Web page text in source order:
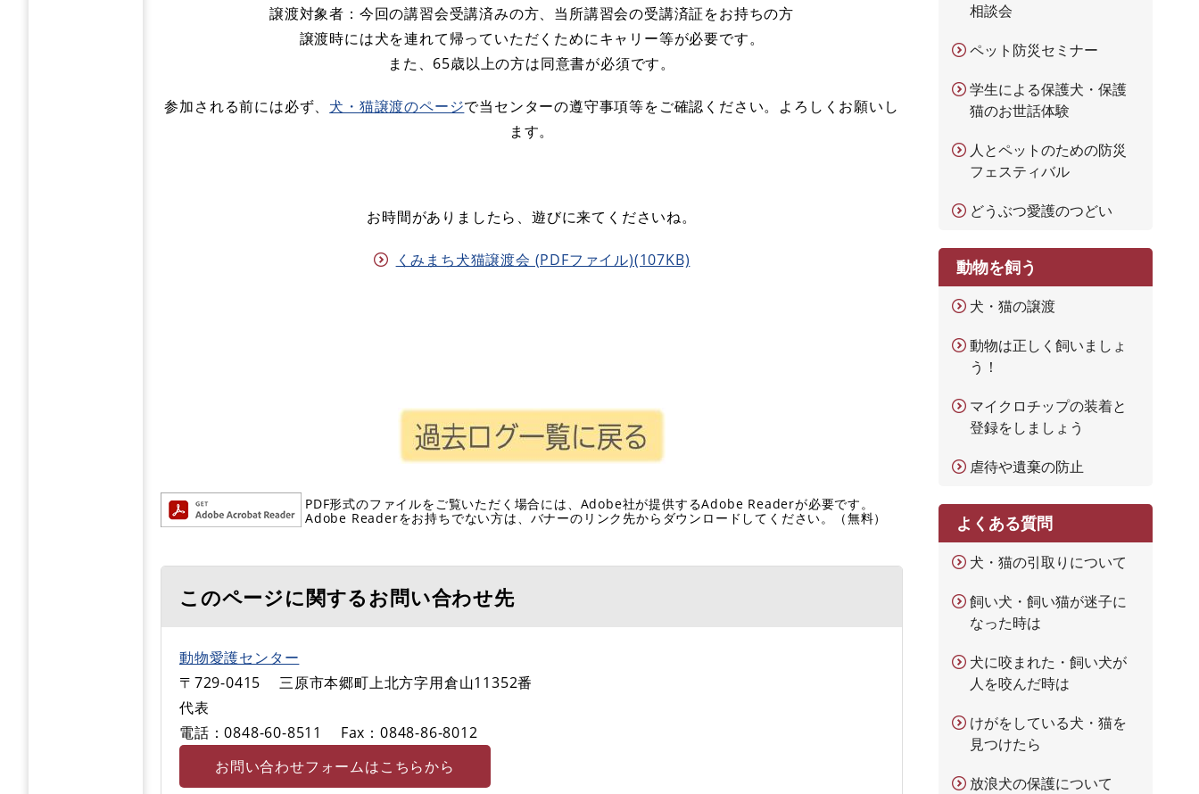
譲渡対象者：今回の講習会受講済みの方、当所講習会の受講済証をお持ちの方
譲渡時には犬を連れて帰っていただくためにキャリー等が必要です。
また、65歳以上の方は同意書が必須です。
参加される前には必ず、 犬・猫譲渡のページで当センターの遵守事項等をご確認ください。よろしくお願いし
ます。
お時間がありましたら、遊びに来てくださいね。
くみまち犬猫譲渡会 (PDFファイル)(107KB)
PDF形式のファイルをご覧いただく場合には、Adobe社が提供するAdobe Readerが必要です。
Adobe Readerをお持ちでない方は、バナーのリンク先からダウンロードしてください。（無料）
このページに関するお問い合わせ先
動物愛護センター
〒729-0415
三原市本郷町上北方字用倉山11352番
代表
電話：0848-60-8511
Fax：0848-86-8012
お問い合わせフォームはこちらから
相談会
ペット防災セミナー
学生による保護犬・保護
猫のお世話体験
人とペットのための防災
フェスティバル
どうぶつ愛護のつどい
動物を飼う
犬・猫の譲渡
動物は正しく飼いましょ
う！
マイクロチップの装着と
登録をしましょう
虐待や遺棄の防止
よくある質問
犬・猫の引取りについて
飼い犬・飼い猫が迷子に
なった時は
犬に咬まれた・飼い犬が
人を咬んだ時は
けがをしている犬・猫を
見つけたら
放浪犬の保護について